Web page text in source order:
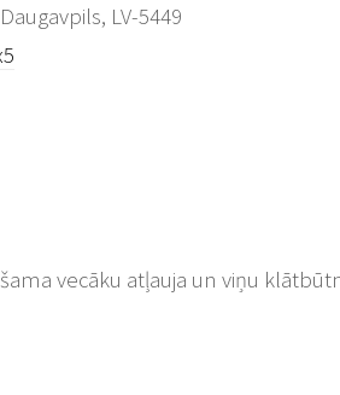
LV-5449
vecāku atļauja un viņu